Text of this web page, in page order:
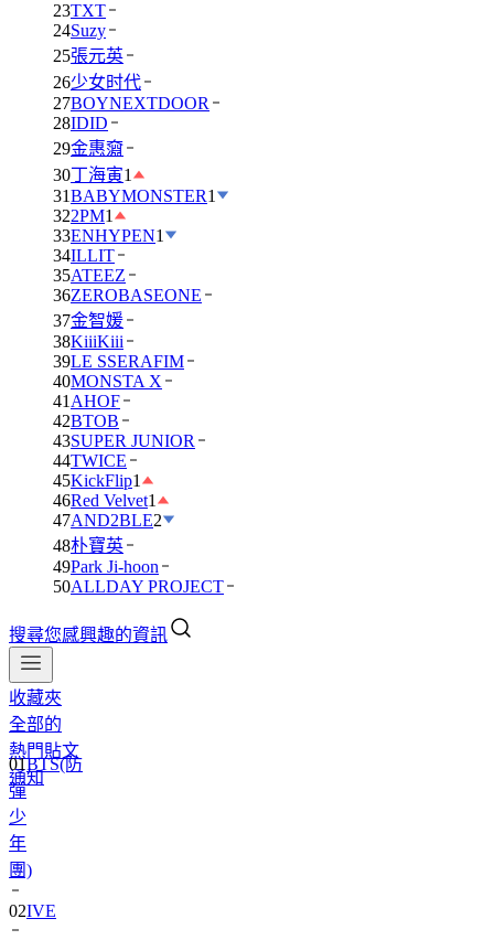
23TXT
24Suzy
25張元英
26少女时代
27BOYNEXTDOOR
28IDID
29金惠奫
30丁海寅1
31BABYMONSTER1
322PM1
33ENHYPEN1
34ILLIT
35ATEEZ
36ZEROBASEONE
37金智媛
38KiiiKiii
39LE SSERAFIM
40MONSTA X
41 AHOF
42BTOB
43SUPER JUNIOR
44TWICE
45KickFlip1
46Red Velvet1
47AND2BLE2
48朴寶英
49Park Ji-hoon
50ALLDAY PROJECT
搜尋您感興趣的資訊
收藏夾
全部的
熱門貼文
通知
01BTS(防
彈
少
年
團)
02IVE
03DAY6